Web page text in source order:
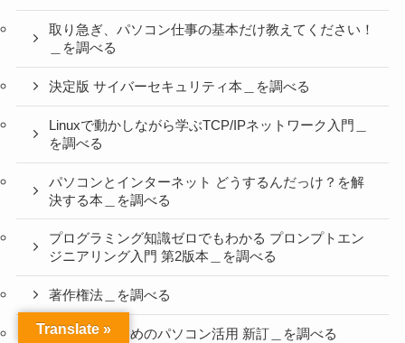
取り急ぎ、パソコン仕事の基本だけ教えてください！
＿を調べる
決定版 サイバーセキュリティ本＿を調べる
Linuxで動かしながら学ぶTCP/IPネットワーク入門＿
を調べる
パソコンとインターネット どうするんだっけ？を解
決する本＿を調べる
プログラミング知識ゼロでもわかる プロンプトエン
ジニアリング入門 第2版本＿を調べる
著作権法＿を調べる
遠隔学習のためのパソコン活用 新訂＿を調べる
Translate »